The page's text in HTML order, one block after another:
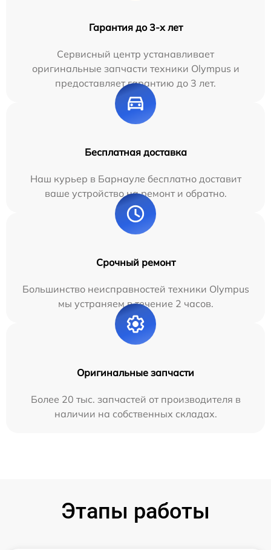
Гарантия до 3-х лет
Сервисный центр устанавливает
оригинальные запчасти техники Olympus и
предоставляет гарантию до 3 лет.
Бесплатная доставка
Наш курьер в Барнауле бесплатно доставит
ваше устройство на ремонт и обратно.
Срочный ремонт
Большинство неисправностей техники Olympus
мы устраняем в течение 2 часов.
Оригинальные запчасти
Более 20 тыс. запчастей от производителя в
наличии на собственных складах.
Этапы работы